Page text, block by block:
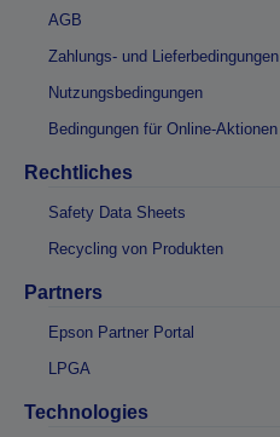
AGB
Zahlungs- und Lieferbedingungen
Nutzungsbedingungen
Bedingungen für Online-Aktionen
Rechtliches
Safety Data Sheets
Recycling von Produkten
Partners
Epson Partner Portal
LPGA
Technologies